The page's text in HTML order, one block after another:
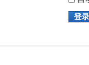
登录